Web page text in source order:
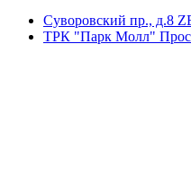
Суворовский пр., д.8
ТРК "Парк Молл"